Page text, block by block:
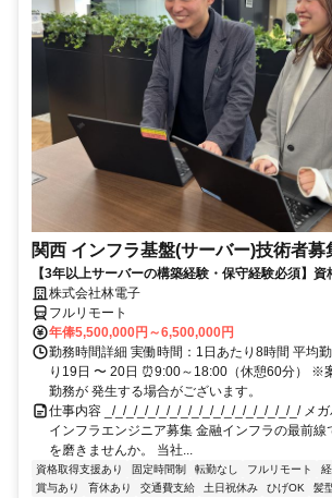
関西 インフラ基盤(サーバー)技術者募
【3年以上サーバーの構築経験・保守経験必須】資
株式会社林電子
フルリモート
年俸5,500,000円～6,500,000円
勤務時間詳細 実働時間：1日あたり8時間 平均
り19日 〜 20日 ⏰9:00～18:00（休憩60分） ※
勤務が 発生する場合がございます。
仕事内容 _/_/_/_/_/_/_/_/_/_/_/_/_/_/_/_/_/_/ メ
インフラエンジニア募集 金融インフラの最前線
を磨きませんか。 当社...
資格取得支援あり 固定時間制 転勤なし フルリモート
賞与あり
育休あり 交通費支給 土日祝休み ひげOK 髪